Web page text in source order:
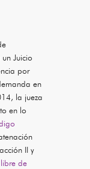
Juicio
por
en
la jueza
en lo
II y
de